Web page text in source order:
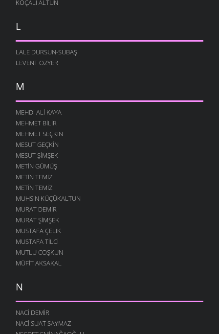
KOÇALI ALTUN
L
LALE DURSUN-SUBAŞ
LEVENT ÖZYER
M
MEHDI ALI KAYA
MEHMET BILIR
MEHMET SEÇKIN
MESUT GEÇKIN
MESUT ŞIMŞEK
METIN GÜMÜŞ
METIN TEMIZ
METIN TEMIZ
MUHSIN KÜÇÜKALTUN
MURAT DEMIR
MURAT ŞIMŞEK
MUSTAFA ÇELIK
MUSTAFA TILCI
MUTLU COŞKUN
MÜFIT AKSAKAL
N
NACI DEMIR
NACI SUAT SAYMAZ